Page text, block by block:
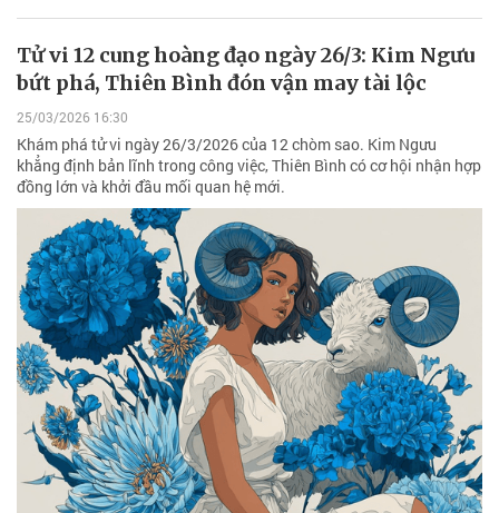
Tử vi 12 cung hoàng đạo ngày 26/3: Kim Ngưu
bứt phá, Thiên Bình đón vận may tài lộc
25/03/2026 16:30
Khám phá tử vi ngày 26/3/2026 của 12 chòm sao. Kim Ngưu
khẳng định bản lĩnh trong công việc, Thiên Bình có cơ hội nhận hợp
đồng lớn và khởi đầu mối quan hệ mới.